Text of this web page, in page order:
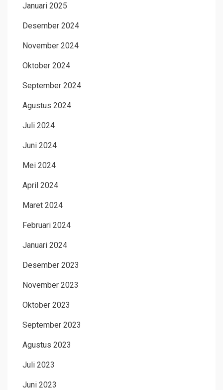
Januari 2025
Desember 2024
November 2024
Oktober 2024
September 2024
Agustus 2024
Juli 2024
Juni 2024
Mei 2024
April 2024
Maret 2024
Februari 2024
Januari 2024
Desember 2023
November 2023
Oktober 2023
September 2023
Agustus 2023
Juli 2023
Juni 2023